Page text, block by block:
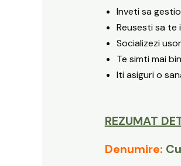
Inveti sa
Reusesti sa
Socializezi
Te simti mai
Iti asiguri o
REZUMAT
Denumire: